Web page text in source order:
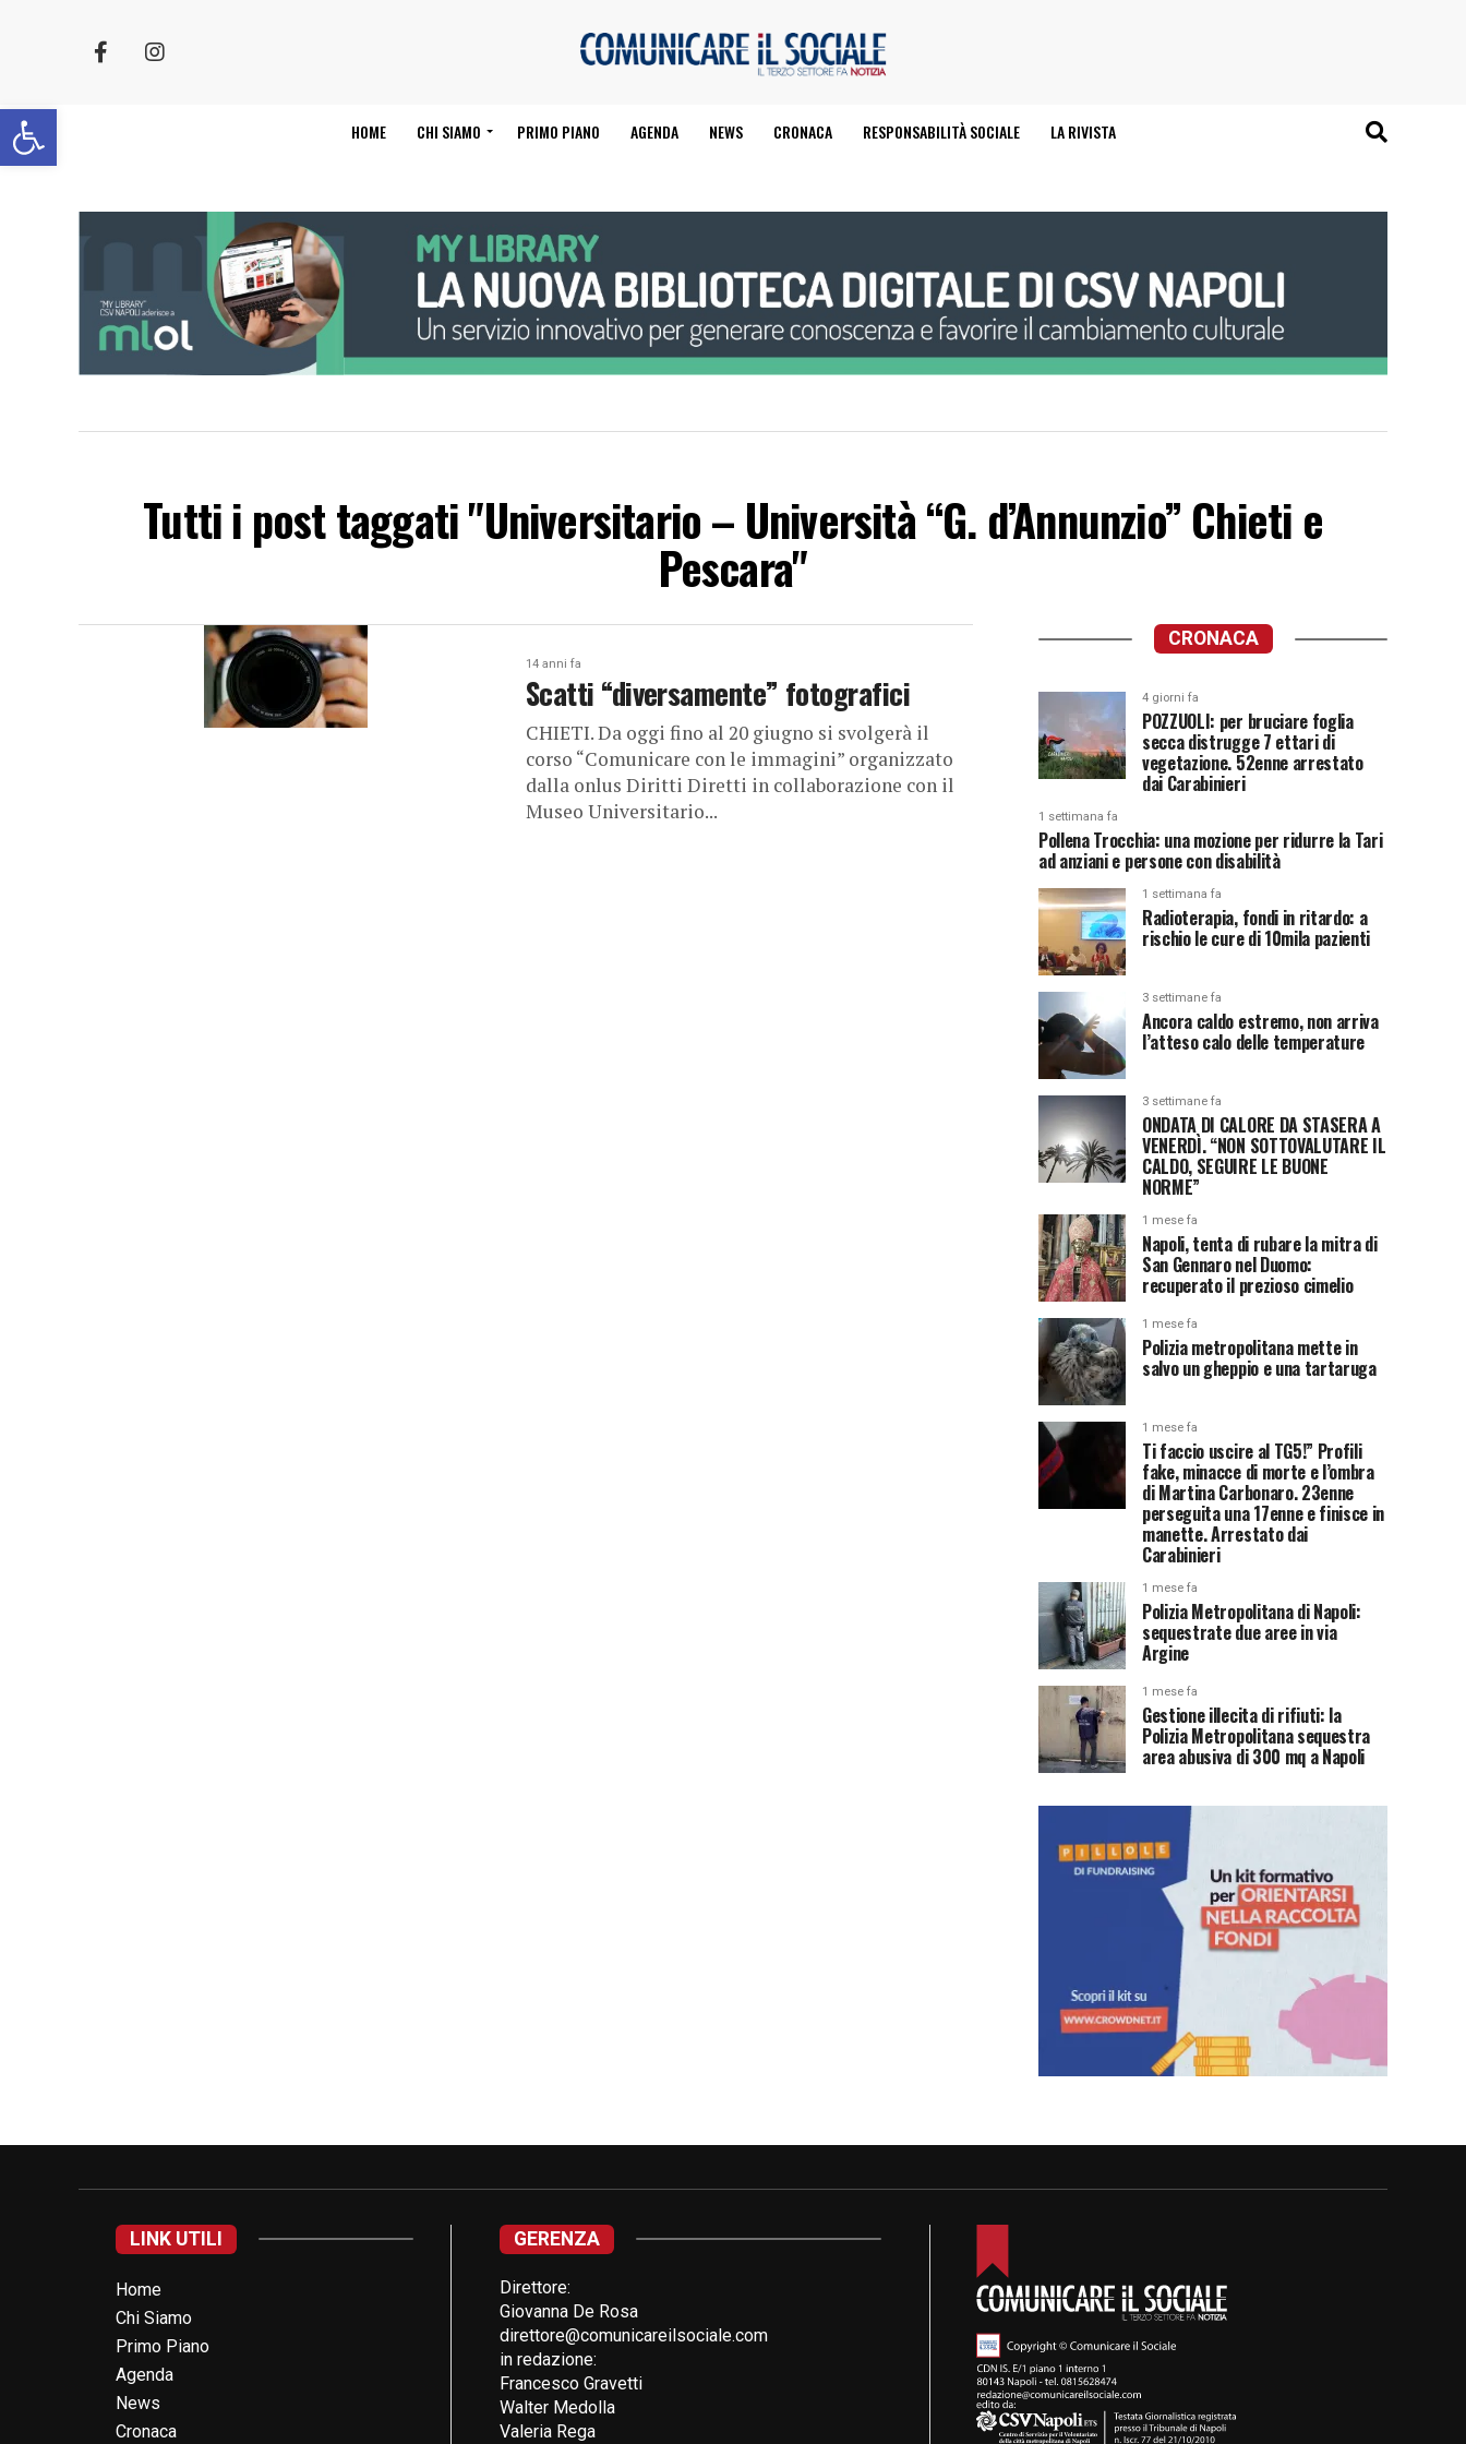
Apri la barra degli strumenti HOME CHI SIAMO PRIMO PIANO AGENDA NEWS CRONACA RESPONSABILITÀ SOCIALE LA RIVISTA
Tutti i post taggati "Universitario – Università “G. d’Annunzio” Chieti e
Pescara"
14 anni fa
Scatti “diversamente” fotografici
CHIETI. Da oggi fino al 20 giugno si svolgerà il
corso “Comunicare con le immagini” organizzato
dalla onlus Diritti Diretti in collaborazione con il
Museo Universitario...
CRONACA
4 giorni fa
POZZUOLI: per bruciare foglia
secca distrugge 7 ettari di
vegetazione. 52enne arrestato
dai Carabinieri
1 settimana fa
Pollena Trocchia: una mozione per ridurre la Tari
ad anziani e persone con disabilità
1 settimana fa
Radioterapia, fondi in ritardo: a
rischio le cure di 10mila pazienti
3 settimane fa
Ancora caldo estremo, non arriva
l’atteso calo delle temperature
3 settimane fa
ONDATA DI CALORE DA STASERA A
VENERDÌ. “NON SOTTOVALUTARE IL
CALDO, SEGUIRE LE BUONE
NORME”
1 mese fa
Napoli, tenta di rubare la mitra di
San Gennaro nel Duomo:
recuperato il prezioso cimelio
1 mese fa
Polizia metropolitana mette in
salvo un gheppio e una tartaruga
1 mese fa
Ti faccio uscire al TG5!” Profili
fake, minacce di morte e l’ombra
di Martina Carbonaro. 23enne
perseguita una 17enne e finisce in
manette. Arrestato dai
Carabinieri
1 mese fa
Polizia Metropolitana di Napoli:
sequestrate due aree in via
Argine
1 mese fa
Gestione illecita di rifiuti: la
Polizia Metropolitana sequestra
area abusiva di 300 mq a Napoli
LINK UTILI
Home
Chi Siamo
Primo Piano
Agenda
News
Cronaca
GERENZA
Direttore:
Giovanna De Rosa
direttore@comunicareilsociale.com
in redazione:
Francesco Gravetti
Walter Medolla
Valeria Rega